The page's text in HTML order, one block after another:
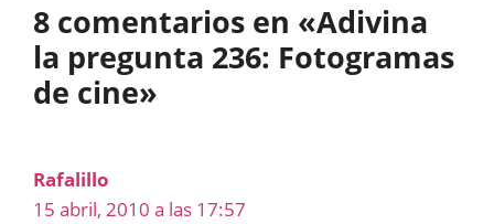
8 comentarios en «Adivina
la pregunta 236: Fotogramas
de cine»
Rafalillo
15 abril, 2010 a las 17:57